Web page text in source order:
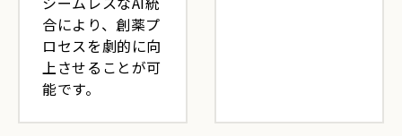
合により、創薬プ
ロセスを劇的に向
上させることが可
能です。